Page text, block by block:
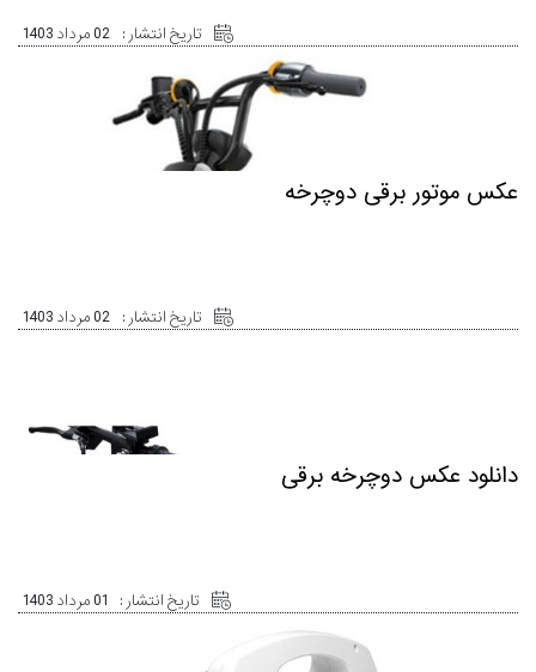
تاریخ انتشار : 02 مرداد 1403
عکس موتور برقی دوچرخه
تاریخ انتشار : 02 مرداد 1403
دانلود عکس دوچرخه برقی
تاریخ انتشار : 01 مرداد 1403